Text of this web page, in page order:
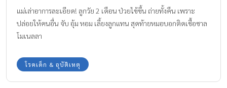
แม่เล่าอาการละเอียด! ลูกวัย 2 เดือน ป่วยไข้ขึ้น ถ่ายทั้งคืน เพราะ
ปล่อยให้คนอื่น จับ อุ้ม หอม เลี้ยงลูกแทน สุดท้ายหมอบอกติดเชื้อซาล
โมเนลลา
โรคเด็ก & อุบัติเหตุ